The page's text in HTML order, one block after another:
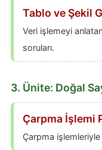
Tablo ve Şekil
Veri işlemeyi
soruları.
3. Ünite: Doğal
Çarpma İşlemi
Çarpma